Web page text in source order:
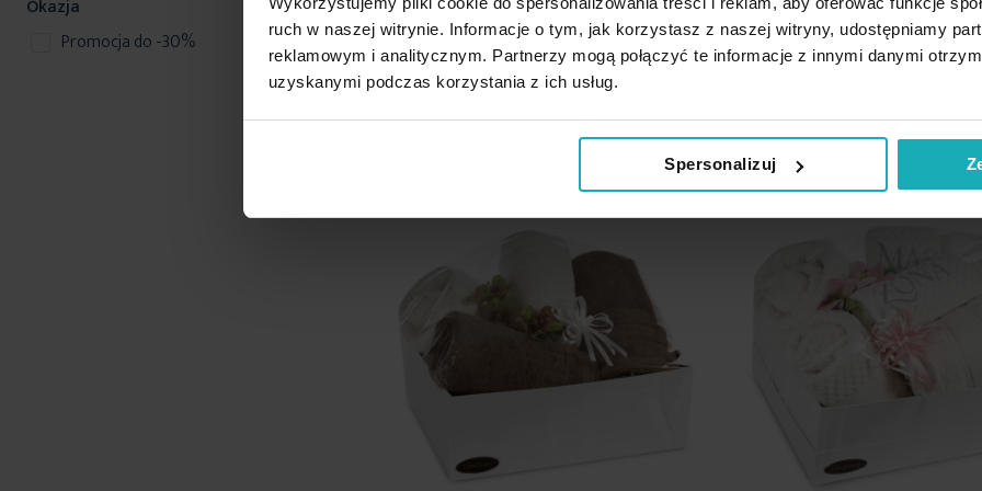
ruch w naszej witrynie. Informacje o tym, jak korzystasz z naszej witryny, udostępniamy
reklamowym i analitycznym. Partnerzy mogą połączyć te informacje z innymi danymi
uzyskanymi podczas korzystania z ich usług.
Spersonalizuj
145,90 zł
Dodaj do koszyka
listy
życzeń
275,90 zł
Nowość
Okazja
Promocja do -30%
70
produkty